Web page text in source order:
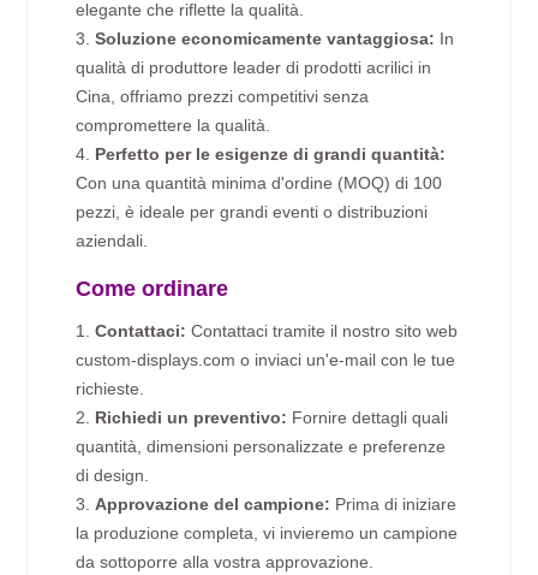
elegante che riflette la qualità.
3.Soluzione economicamente vantaggiosa: In
qualità di produttore leader di prodotti acrilici in
Cina, offriamo prezzi competitivi senza
compromettere la qualità.
4. Perfetto per le esigenze di grandi quantità:
Con una quantità minima d'ordine (MOQ) di 100
pezzi, è ideale per grandi eventi o distribuzioni
aziendali.
Come ordinare
1.Contattaci: Contattaci tramite il nostro sito web
custom-displays.com o inviaci un'e-mail con le tue
richieste.
2. Richiedi un preventivo: Fornire dettagli quali
quantità, dimensioni personalizzate e preferenze
di design.
3. Approvazione del campione: Prima di iniziare
la produzione completa, vi invieremo un campione
da sottoporre alla vostra approvazione.